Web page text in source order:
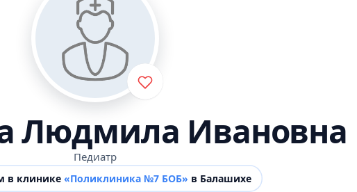
Людмила Ивановна
Педиатр
в клинике «Поликлиника №7 БОБ» в Балашихе